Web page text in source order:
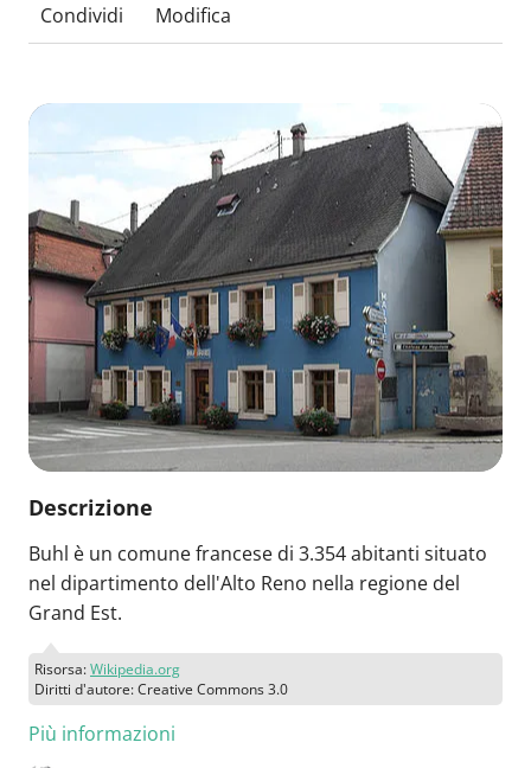
Condividi Modifica
Descrizione
Buhl è un comune francese di 3.354 abitanti situato
nel dipartimento dell'Alto Reno nella regione del
Grand Est.
Risorsa:Wikipedia.org
Diritti d'autore: Creative Commons 3.0
Più informazioni